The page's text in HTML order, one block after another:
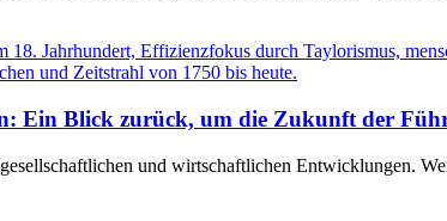
Ein Blick zurück, um die Zukunft der
und wirtschaftlichen Entwicklungen.